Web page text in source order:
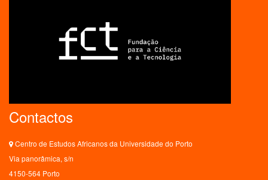
Contactos
Centro de Estudos Africanos da Universidade do Porto
Via panorâmica, s/n
4150-564 Porto